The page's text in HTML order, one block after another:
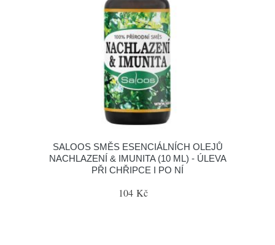
SALOOS SMĚS ESENCIÁLNÍCH OLEJŮ
NACHLAZENÍ & IMUNITA (10 ML) - ÚLEVA
PŘI CHŘIPCE I PO NÍ
104 Kč